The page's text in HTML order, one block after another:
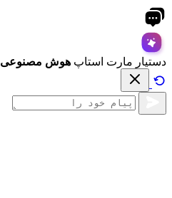
دستیار مارت استاپ هوش مصنوعی